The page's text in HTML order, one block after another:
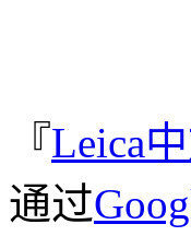
『Leica
通过